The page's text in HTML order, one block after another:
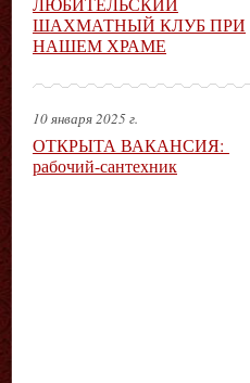
ШАХМАТНЫЙ КЛУБ ПРИ
НАШЕМ ХРАМЕ
10 января 2025 г.
ОТКРЫТА ВАКАНСИЯ:
рабочий-сантехник